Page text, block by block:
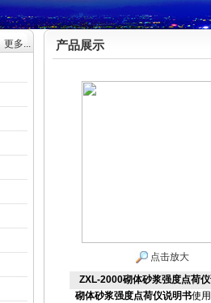
更多... 产品展示
点击放大
ZXL-2000砌体砂浆强度点荷
砌体砂浆强度点荷仪说明书使